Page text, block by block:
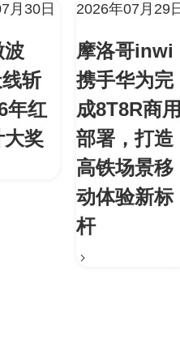
月30日
波
斩
年红
大奖
2026年07月29
摩洛哥inwi
携手华为完
成8T8R商
部署，打造
高铁场景移
动体验新标
杆